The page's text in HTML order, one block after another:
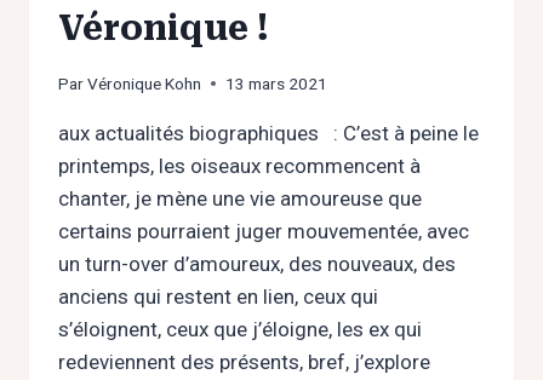
Véronique !
ParVéronique Kohn 13 mars 2021
aux actualités biographiques : C’est à peine le
printemps, les oiseaux recommencent à
chanter, je mène une vie amoureuse que
certains pourraient juger mouvementée, avec
un turn-over d’amoureux, des nouveaux, des
anciens qui restent en lien, ceux qui
s’éloignent, ceux que j’éloigne, les ex qui
redeviennent des présents, bref, j’explore